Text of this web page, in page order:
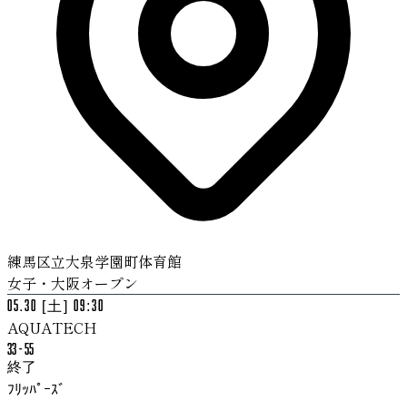
練馬区立大泉学園町体育館
女子・大阪オープン
05.30 [土] 09:30
AQUATECH
33-55
終了
ﾌﾘｯﾊﾟｰｽﾞ